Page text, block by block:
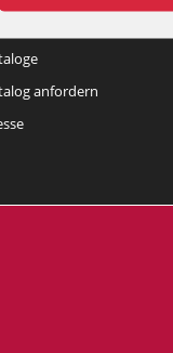
anfordern